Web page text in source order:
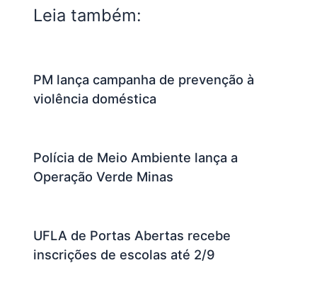
Leia também:
PM lança campanha de prevenção à
violência doméstica
Polícia de Meio Ambiente lança a
Operação Verde Minas
UFLA de Portas Abertas recebe
inscrições de escolas até 2/9